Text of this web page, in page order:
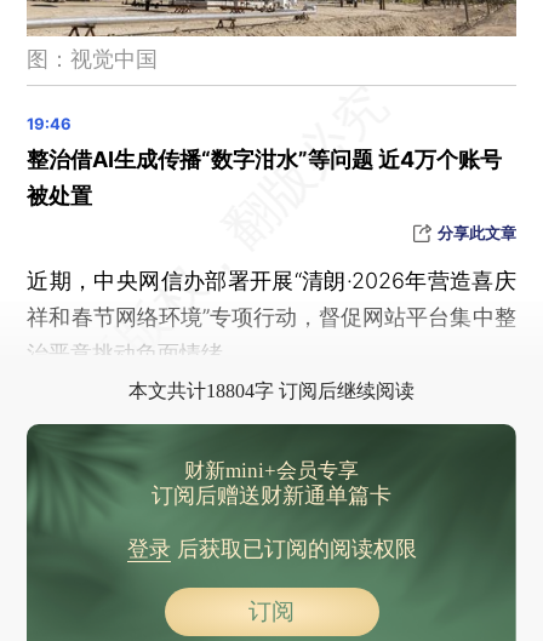
伊朗临时领导委员会结束工作
伊朗高级官员：已做好与美以长期作战的准备
七国集团将紧急商议释放石油储备
黎真主党对以色列发动袭击
俄方确认：以军空袭黎巴嫩境内俄文化中心
特朗普称战争可能很快结束，“灭火”发言后国际油价高位跳水
普京与特朗普通电话，就尽快结束伊朗战事提建议
外交部：坚决反对外部势力干涉台湾问题
多地宣布下调停车费
晨读荐闻（国内、国际消息21条）
图：视觉中国
整治借AI生成传播“数字泔水”等问题 近4万个账号
被处置
分享此文章
近期，中央网信办部署开展“清朗·2026年营造喜庆
祥和春节网络环境”专项行动，督促网站平台集中整
治恶意挑动负面情绪、
本文共计18804字 订阅后继续阅读
财新mini+会员专享
订阅后赠送财新通单篇卡
登录后获取已订阅的阅读权限
订阅